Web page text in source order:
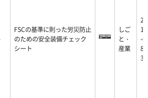
FSCの基準に則った労災防止
のための安全装備チェック
シート
しご
と・
産業
20
16
-0
8-
31